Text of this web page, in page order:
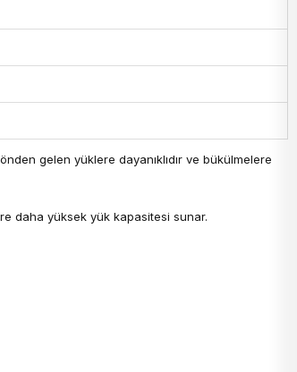
gelen yüklere dayanıklıdır ve bükülmelere
daha yüksek yük kapasitesi sunar.